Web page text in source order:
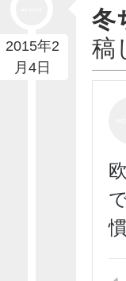
2015年2
月4日
冬
稿